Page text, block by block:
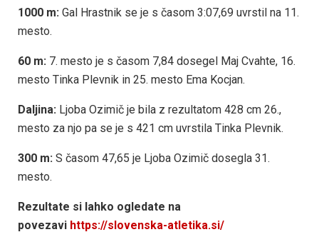
1000 m: Gal Hrastnik se je s časom 3:07,69 uvrstil na 11.
mesto.
60 m: 7. mesto je s časom 7,84 dosegel Maj Cvahte, 16.
mesto Tinka Plevnik in 25. mesto Ema Kocjan.
Daljina: Ljoba Ozimič je bila z rezultatom 428 cm 26.,
mesto za njo pa se je s 421 cm uvrstila Tinka Plevnik.
300 m: S časom 47,65 je Ljoba Ozimič dosegla 31.
mesto.
Rezultate si lahko ogledate na
povezavi https://slovenska-atletika.si/